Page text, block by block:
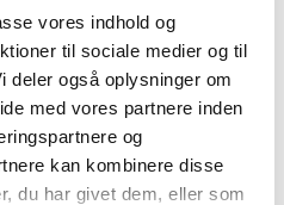
vores indhold og
til sociale medier og til
deler også oplysninger om
med vores partnere inden
og
kan kombinere disse
du har givet dem, eller som